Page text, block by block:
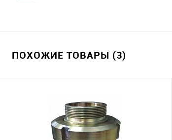
ПОХОЖИЕ ТОВАРЫ (3)